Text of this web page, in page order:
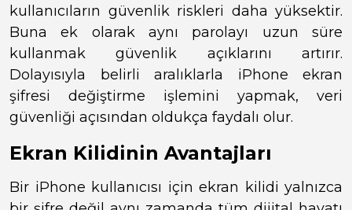
kullanıcıların güvenlik riskleri daha yüksektir.
Buna ek olarak aynı parolayı uzun süre
kullanmak güvenlik açıklarını artırır.
Dolayısıyla belirli aralıklarla iPhone ekran
şifresi değiştirme işlemini yapmak, veri
güvenliği açısından oldukça faydalı olur.
Ekran Kilidinin Avantajları
Bir iPhone kullanıcısı için ekran kilidi yalnızca